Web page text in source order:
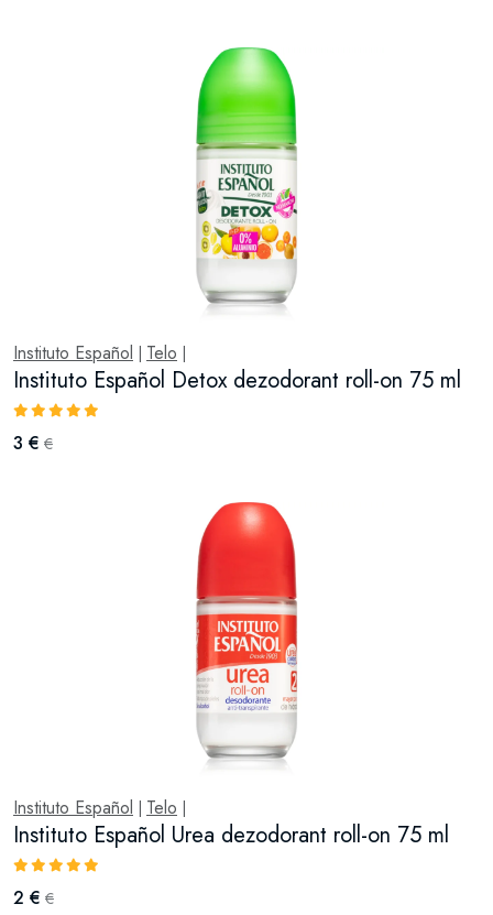
Instituto Español Telo
Instituto Español Detox dezodorant roll-on 75 ml
3 € €
Instituto Español Telo
Instituto Español Urea dezodorant roll-on 75 ml
2 € €